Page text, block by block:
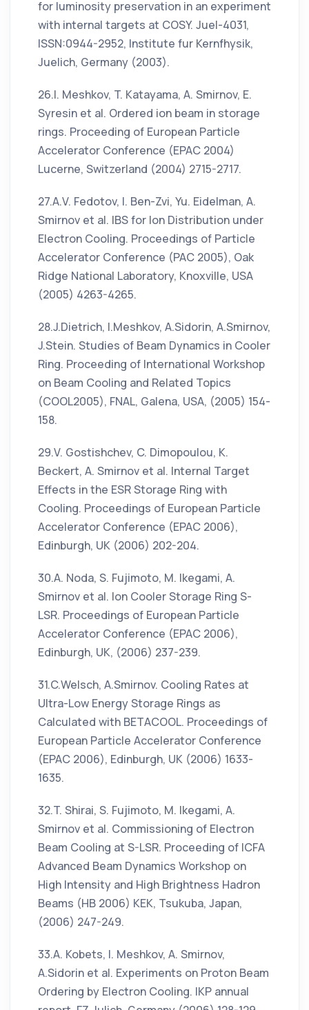
for luminosity preservation in an experiment
with internal targets at COSY. Juel-4031,
ISSN:0944-2952, Institute fur Kernfhysik,
Juelich, Germany (2003).
26.I. Meshkov, T. Katayama, A. Smirnov, E.
Syresin et al. Ordered ion beam in storage
rings. Proceeding of European Particle
Accelerator Conference (EPAC 2004)
Lucerne, Switzerland (2004) 2715-2717.
27.A.V. Fedotov, I. Ben-Zvi, Yu. Eidelman, A.
Smirnov et al. IBS for Ion Distribution under
Electron Cooling. Proceedings of Particle
Accelerator Conference (PAC 2005), Oak
Ridge National Laboratory, Knoxville, USA
(2005) 4263-4265.
28.J.Dietrich, I.Meshkov, A.Sidorin, A.Smirnov,
J.Stein. Studies of Beam Dynamics in Cooler
Ring. Proceeding of International Workshop
on Beam Cooling and Related Topics
(COOL2005), FNAL, Galena, USA, (2005) 154-
158.
29.V. Gostishchev, C. Dimopoulou, K.
Beckert, A. Smirnov et al. Internal Target
Effects in the ESR Storage Ring with
Cooling. Proceedings of European Particle
Accelerator Conference (EPAC 2006),
Edinburgh, UK (2006) 202-204.
30.A. Noda, S. Fujimoto, M. Ikegami, A.
Smirnov et al. Ion Cooler Storage Ring S-
LSR. Proceedings of European Particle
Accelerator Conference (EPAC 2006),
Edinburgh, UK, (2006) 237-239.
31.C.Welsch, A.Smirnov. Cooling Rates at
Ultra-Low Energy Storage Rings as
Calculated with BETACOOL. Proceedings of
European Particle Accelerator Conference
(EPAC 2006), Edinburgh, UK (2006) 1633-
1635.
32.T. Shirai, S. Fujimoto, M. Ikegami, A.
Smirnov et al. Commissioning of Electron
Beam Cooling at S-LSR. Proceeding of ICFA
Advanced Beam Dynamics Workshop on
High Intensity and High Brightness Hadron
Beams (HB 2006) KEK, Tsukuba, Japan,
(2006) 247-249.
33.A. Kobets, I. Meshkov, A. Smirnov,
A.Sidorin et al. Experiments on Proton Beam
Ordering by Electron Cooling. IKP annual